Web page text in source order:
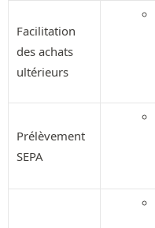
Facilitation
des achats
ultérieurs
Prélèvement
SEPA